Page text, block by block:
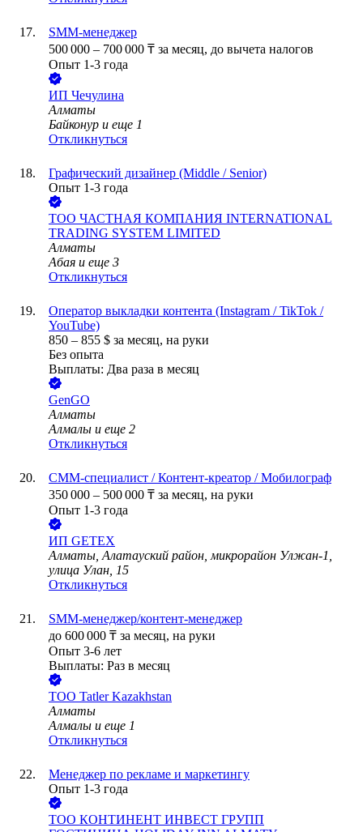
SMM-менеджер
500 000 – 700 000 ₸ за месяц, до вычета налогов
Опыт 1-3 года
ИП Чечулина
Алматы
Байконур и еще 1
Откликнуться
Графический дизайнер (Middle / Senior)
Опыт 1-3 года
ТОО ЧАСТНАЯ КОМПАНИЯ INTERNATIONAL
TRADING SYSTEM LIMITED
Алматы
Абая и еще 3
Откликнуться
Оператор выкладки контента (Instagram / TikTok /
YouTube)
850 – 855 $ за месяц, на руки
Без опыта
Выплаты: Два раза в месяц
GenGO
Алматы
Алмалы и еще 2
Откликнуться
СММ-специалист / Контент-креатор / Мобилограф
350 000 – 500 000 ₸ за месяц, на руки
Опыт 1-3 года
ИП GETEX
Алматы, Алатауский район, микрорайон Улжан-1,
улица Улан, 15
Откликнуться
SMM-менеджер/контент-менеджер
до 600 000 ₸ за месяц, на руки
Опыт 3-6 лет
Выплаты: Раз в месяц
ТОО Tatler Kazakhstan
Алматы
Алмалы и еще 1
Откликнуться
Менеджер по рекламе и маркетингу
Опыт 1-3 года
ТОО КОНТИНЕНТ ИНВЕСТ ГРУПП